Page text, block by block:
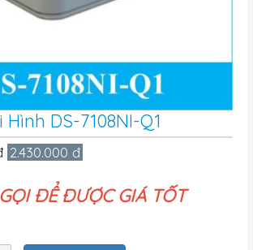
DS-7108NI-Q1
2.430.000 đ
ĐỂ ĐƯỢC GIÁ TỐT